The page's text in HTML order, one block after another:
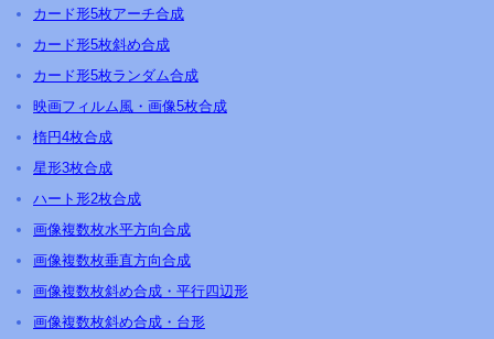
カード形5枚アーチ合成
カード形5枚斜め合成
カード形5枚ランダム合成
映画フィルム風・画像5枚合成
楕円4枚合成
星形3枚合成
ハート形2枚合成
画像複数枚水平方向合成
画像複数枚垂直方向合成
画像複数枚斜め合成・平行四辺形
画像複数枚斜め合成・台形